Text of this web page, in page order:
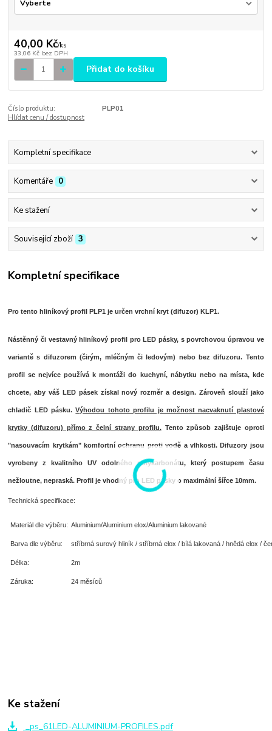
40,00 Kč/ks
33,06 Kč bez DPH
Přidat do košíku
Číslo produktu:
PLP01
Hlídat cenu / dostupnost
Kompletní specifikace
Komentáře 0
Ke stažení
Související zboží 3
Kompletní specifikace
Pro tento hliníkový profil PLP1 je určen vrchní kryt (difuzor) KLP1.
Nástěnný či vestavný hliníkový profil pro LED pásky, s povrchovou úpravou ve
variantě s difuzorem (čirým, mléčným či ledovým) nebo bez difuzoru. Tento
profil se nejvíce používá k montáži do kuchyní, nábytku nebo na místa, kde
chcete, aby váš LED pásek získal nový rozměr a design. Zároveň slouží jako
chladič LED pásku.Výhodou tohoto profilu je možnost nacvaknutí plastové
krytky (difuzoru) přímo z čelní strany profilu.Tento způsob zajištuje oproti
"nasouvacím krytkám" komfortníochranu proti vodě a vlhkosti. Difuzory jsou
vyrobeny z kvalitního UV odolného polykarbonátu, který postupem času
nežloutne, nepraská. Profil je vhodný pro LED pásky o maximální šířce 10mm.
Technická specifikace:
Materiál dle výběru: Aluminium/Aluminium elox/Aluminium lakované
Barva dle výběru: stříbrná surový hliník / stříbrná elox / bílá lakovaná / hnědá elox /
Délka: 2m
Záruka: 24 měsíců
Ke stažení
_ps_61LED-ALUMINIUM-PROFILES.pdf